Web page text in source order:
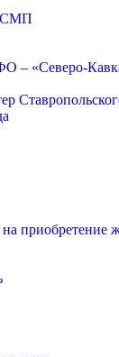
СМП
– «Северо-
приобретение